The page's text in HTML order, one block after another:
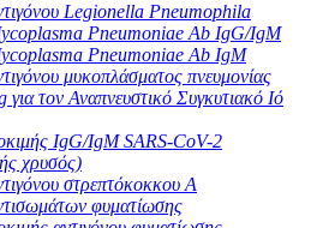
Legionella Pneumophila
Pneumoniae Ab IgG/IgM
Pneumoniae Ab IgM
μυκοπλάσματος πνευμονίας
για τον Αναπνευστικό Συγκυτιακό Ιό
IgG/IgM SARS-CoV-2
χρυσός)
στρεπτόκοκκου Α
φυματίωσης